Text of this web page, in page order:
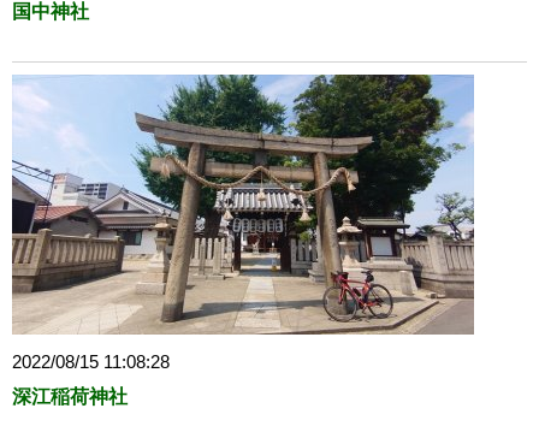
国中神社
2022/08/15 11:08:28
深江稲荷神社